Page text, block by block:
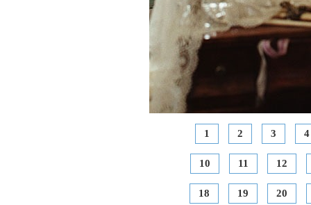
1 2 3 4
10 11 12
18 19 20